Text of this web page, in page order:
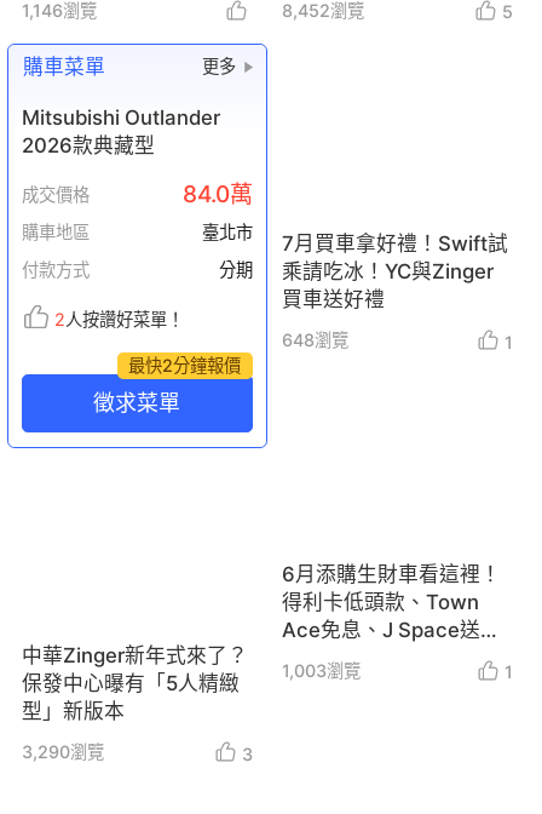
1,146瀏覽
購車菜單 更多
Mitsubishi Outlander
2026款典藏型
成交價格 84.0萬
購車地區
臺北市
付款方式
分期
2人按讚好菜單！
最快2分鐘報價
徵求菜單
中華Zinger新年式來了？
保發中心曝有「5人精緻
型」新版本
3,290瀏覽 3
8,452瀏覽 5
7月買車拿好禮！Swift試
乘請吃冰！YC與Zinger
買車送好禮
648瀏覽 1
6月添購生財車看這裡！
得利卡低頭款、Town
Ace免息、J Space送保
1,003瀏覽 1